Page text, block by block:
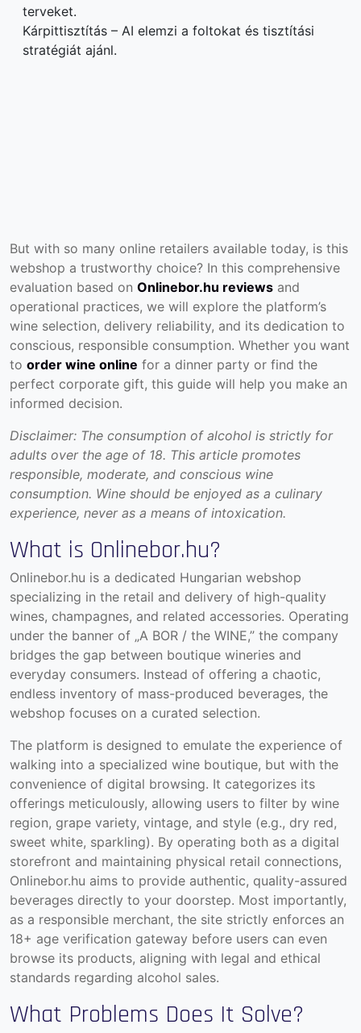
terveket.
Kárpittisztítás – AI elemzi a foltokat és tisztítási
stratégiát ajánl.
But with so many online retailers available today, is this
webshop a trustworthy choice? In this comprehensive
evaluation based on Onlinebor.hu reviews and
operational practices, we will explore the platform’s
wine selection, delivery reliability, and its dedication to
conscious, responsible consumption. Whether you want
to order wine online for a dinner party or find the
perfect corporate gift, this guide will help you make an
informed decision.
Disclaimer: The consumption of alcohol is strictly for
adults over the age of 18. This article promotes
responsible, moderate, and conscious wine
consumption. Wine should be enjoyed as a culinary
experience, never as a means of intoxication.
What is Onlinebor.hu?
Onlinebor.hu is a dedicated Hungarian webshop
specializing in the retail and delivery of high-quality
wines, champagnes, and related accessories. Operating
under the banner of „A BOR / the WINE,” the company
bridges the gap between boutique wineries and
everyday consumers. Instead of offering a chaotic,
endless inventory of mass-produced beverages, the
webshop focuses on a curated selection.
The platform is designed to emulate the experience of
walking into a specialized wine boutique, but with the
convenience of digital browsing. It categorizes its
offerings meticulously, allowing users to filter by wine
region, grape variety, vintage, and style (e.g., dry red,
sweet white, sparkling). By operating both as a digital
storefront and maintaining physical retail connections,
Onlinebor.hu aims to provide authentic, quality-assured
beverages directly to your doorstep. Most importantly,
as a responsible merchant, the site strictly enforces an
18+ age verification gateway before users can even
browse its products, aligning with legal and ethical
standards regarding alcohol sales.
What Problems Does It Solve?